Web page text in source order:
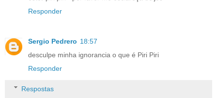
Responder
Sergio Pedrero 18:57
desculpe minha ignorancia o que é Piri Piri
Responder
Respostas